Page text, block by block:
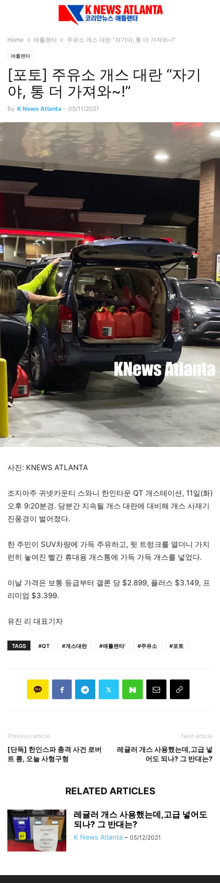
Home 애틀랜타 주유소 개스 대란 “자기야, 통 더 가져와~!”
애틀랜타
[포토] 주유소 개스 대란 “자기
야, 통 더 가져와~!”
By K News Atlanta - 05/11/2021
사진: KNEWS ATLANTA
조지아주 귀넷카운티 스와니 한인타운 QT 개스테이션, 11일(화)
오후 9:20분경. 당분간 지속될 개스 대란에 대비해 개스 사재기
진풍경이 벌어졌다.
한 주민이 SUV차량에 가득 주유하고, 뒷 트렁크를 열더니 가지
런히 놓여진 빨간 휴대용 개스통에 가득 가득 개스를 넣었다.
이날 가격은 보통 등급부터 갤론 당 $2.899, 플러스 $3.149, 프
리미엄 $3.399.
유진 리 대표기자
TAGS #QT #개스대란 #애틀랜타' #주유소 #포토
Previous article
[단독] 한인스파 총격 사건 로버
트 롱, 오늘 사형구형
Next article
레귤러 개스 사용했는데,고급 넣
어도 되나? 그 반대는?
RELATED ARTICLES
레귤러 개스 사용했는데,고급 넣어도
되나? 그 반대는?
K News Atlanta - 05/12/2021